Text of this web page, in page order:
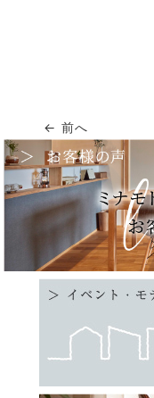
← 前へ